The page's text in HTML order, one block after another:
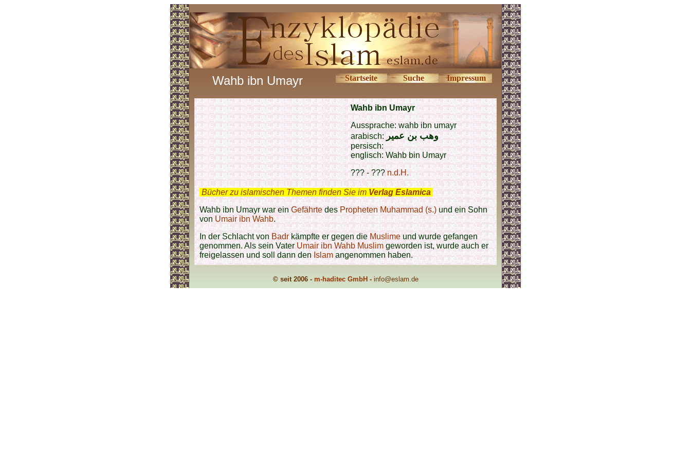
Wahb ibn Umayr Startseite Suche Impressum
Wahb ibn Umayr
Aussprache: wahb ibn umayr
arabisch:وهب بن عمير
persisch:
englisch: Wahb bin Umayr
??? - ???n.d.H.
Bücher zu islamischen Themen finden Sie im Verlag Eslamica
Wahb ibn Umayr war einGefährtedesPropheten Muhammad (s.)und ein Sohn
vonUmair ibn Wahb.
In der Schlacht vonBadrkämpfte er gegen dieMuslimeund wurde gefangen
genommen. Als sein VaterUmair ibn Wahb Muslimgeworden ist, wurde auch er
freigelassen und soll dann denIslamangenommen haben.
© seit 2006 - m-haditec GmbH - info@eslam.de